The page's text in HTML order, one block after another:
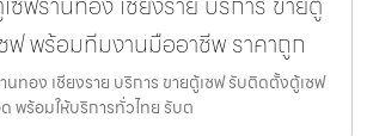
ฟ พร้อมทีมงานมืออาชีพ ราคาถูก
ทอง เชียงราย บริการ ขายตู้เซฟ รับติดตั้งตู้เซฟ
พร้อมให้บริการทั่วไทย รับต